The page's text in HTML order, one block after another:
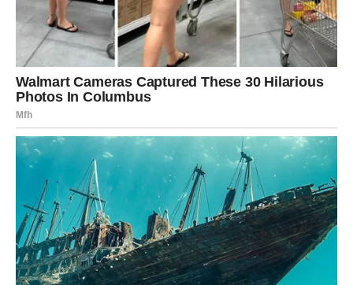
bila samo fizička aktivnost; to je bio emotivni proces koji joj je
omogućio da izrazi svoja osjećanja. Osjećajući se povezano s
prirodom, shvatila je koliko je važno
njegovati vlastite
emocije
i brinuti se o sebi.
U trenucima kada bi zalijevala svoje biljke, osjećala je kako joj
prisutnost prirode donosi utjehu i mir. Svaka biljka koju je
posadila simbolizirala je novi početak, a svaka nova klica koju
je vidjela kao svojevrsnu pobjedu nad tugom. Ovaj ritual
postao je ključan dio njenog procesa ozdravljenja,
omogućujući joj da se poveže s nečim većim od sebe.